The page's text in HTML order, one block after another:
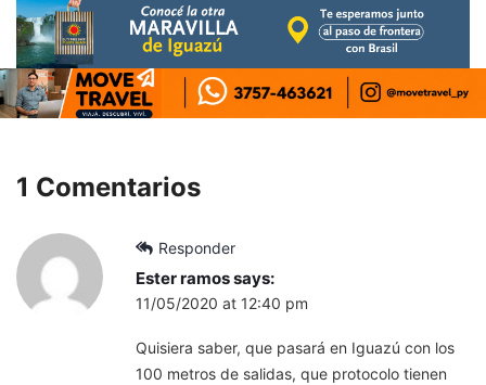
1 Comentarios
Responder
Ester ramossays:
11/05/2020 at 12:40 pm
Quisiera saber, que pasará en Iguazú con los
100 metros de salidas, que protocolo tienen